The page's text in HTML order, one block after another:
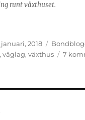
runt växthuset.
januari, 2018
,väglag,växthus 7